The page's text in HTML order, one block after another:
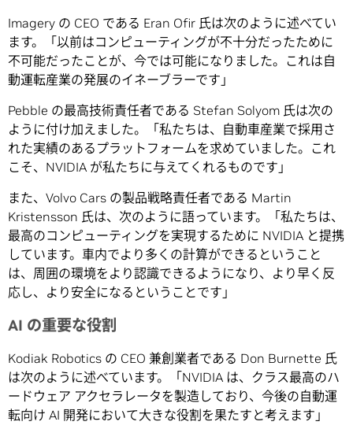
Imagery の CEO である Eran Ofir 氏は次のように述べてい
ます。「以前はコンピューティングが不十分だったために
不可能だったことが、今では可能になりました。これは自
動運転産業の発展のイネーブラーです」
Pebble の最高技術責任者である Stefan Solyom 氏は次の
ように付け加えました。「私たちは、自動車産業で採用さ
れた実績のあるプラットフォームを求めていました。これ
こそ、NVIDIA が私たちに与えてくれるものです」
また、Volvo Cars の製品戦略責任者である Martin
Kristensson 氏は、次のように語っています。「私たちは、
最高のコンピューティングを実現するために NVIDIA と提携
しています。車内でより多くの計算ができるということ
は、周囲の環境をより認識できるようになり、より早く反
応し、より安全になるということです」
AI の重要な役割
Kodiak Robotics の CEO 兼創業者である Don Burnette 氏
は次のように述べています。「NVIDIA は、クラス最高のハ
ードウェア アクセラレータを製造しており、今後の自動運
転向け AI 開発において大きな役割を果たすと考えます」